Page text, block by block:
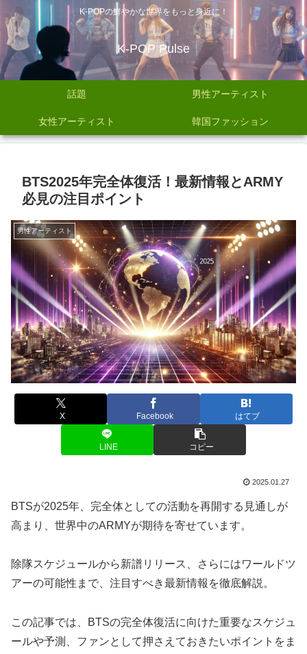
K-POPの鮮やかな世界をもっと身近に！
K-POP Pulse
話題 男性アーティスト
女性アーティスト 韓国ファッション
BTS2025年完全体復活！最新情報とARMY
必見の注目ポイント
男性アーティスト
X Facebook はてブ
LINE コピー
2025.01.27
BTSが2025年、完全体としての活動を再開する見通しが
高まり、世界中のARMYが期待を寄せています。
除隊スケジュールから新譜リリース、さらにはワールドツ
アーの可能性まで、注目すべき最新情報を徹底解説。
この記事では、BTSの完全体復活に向けた重要なスケジュ
ールや予測、ファンとして押さえておきたいポイントをま